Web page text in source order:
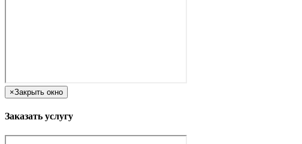
×Закрыть окно
Заказать услугу